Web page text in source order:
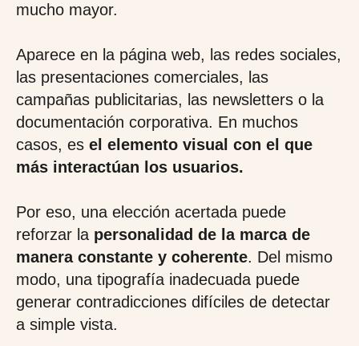
mucho mayor.
Aparece en la página web, las redes sociales,
las presentaciones comerciales, las
campañas publicitarias, las newsletters o la
documentación corporativa. En muchos
casos, es el elemento visual con el que
más interactúan los usuarios.
Por eso, una elección acertada puede
reforzar la personalidad de la marca de
manera constante y coherente. Del mismo
modo, una tipografía inadecuada puede
generar contradicciones difíciles de detectar
a simple vista.